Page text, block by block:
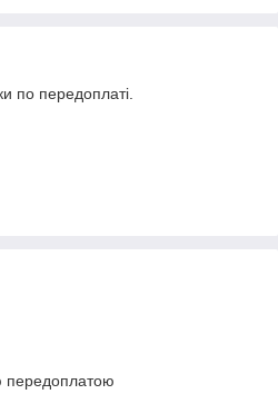
по передоплаті.
передоплатою